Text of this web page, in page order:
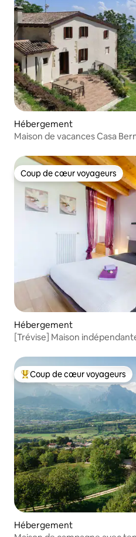
Hébergement
Maison de vacances Casa
Coup de cœur voyageurs
Coup de cœur voyageurs
Hébergement
[Trévise] Maison
Coups de cœur voyageurs les
Coup de cœur voyageurs
Hébergement